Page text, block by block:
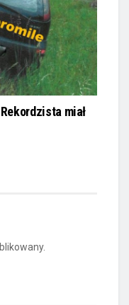
miał